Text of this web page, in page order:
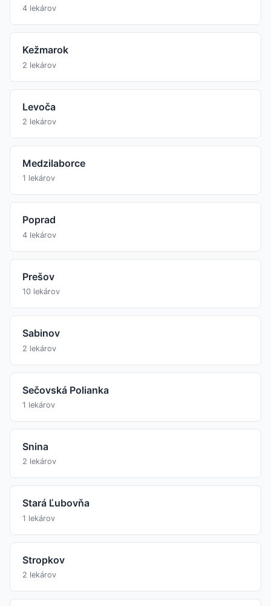
4 lekárov
Kežmarok
2 lekárov
Levoča
2 lekárov
Medzilaborce
1 lekárov
Poprad
4 lekárov
Prešov
10 lekárov
Sabinov
2 lekárov
Sečovská Polianka
1 lekárov
Snina
2 lekárov
Stará Ľubovňa
1 lekárov
Stropkov
2 lekárov